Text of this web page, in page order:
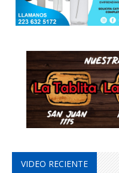
VIDEO RECIENTE